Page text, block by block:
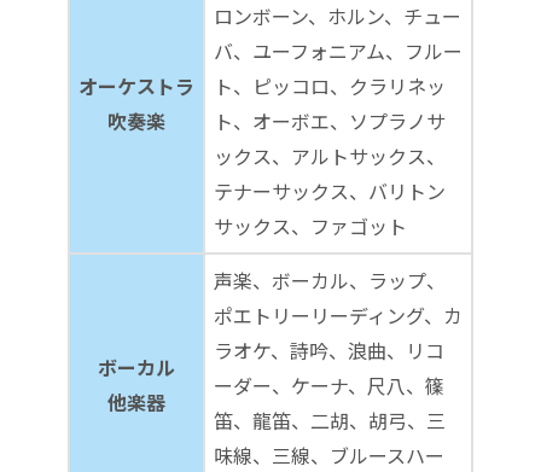
オーケストラ
吹奏楽
ロンボーン、ホルン、チュー
バ、ユーフォニアム、フルー
ト、ピッコロ、クラリネッ
ト、オーボエ、ソプラノサ
ックス、アルトサックス、
テナーサックス、バリトン
サックス、ファゴット
ボーカル
他楽器
声楽、ボーカル、ラップ、
ポエトリーリーディング、カ
ラオケ、詩吟、浪曲、リコ
ーダー、ケーナ、尺八、篠
笛、龍笛、二胡、胡弓、三
味線、三線、ブルースハー